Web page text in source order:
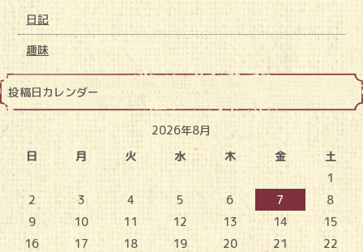
日記
趣味
投稿日カレンダー
2026年8月
日
月 火 水 木 金 土
1
2
3 4 5 6 7
8
9
10 11 12 13 14
15
16
17 18 19 20 21
22